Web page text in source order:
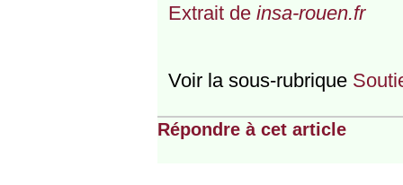
Extrait de insa-rouen.fr
Voir la sous-rubrique
Répondre à cet article